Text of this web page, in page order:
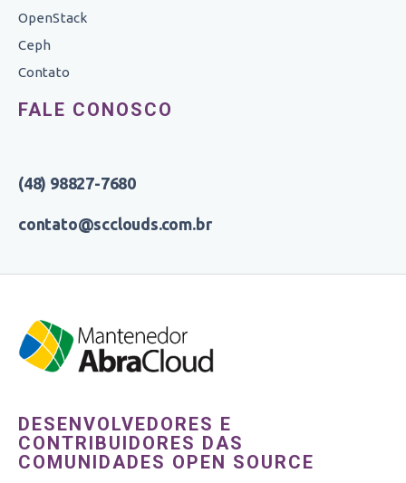
OpenStack
Ceph
Contato
FALE CONOSCO
(48) 98827-7680
contato@scclouds.com.br
DESENVOLVEDORES E
CONTRIBUIDORES DAS
COMUNIDADES OPEN SOURCE